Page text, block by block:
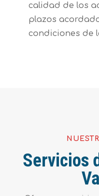
calidad de los
plazos
condiciones de
Servicios